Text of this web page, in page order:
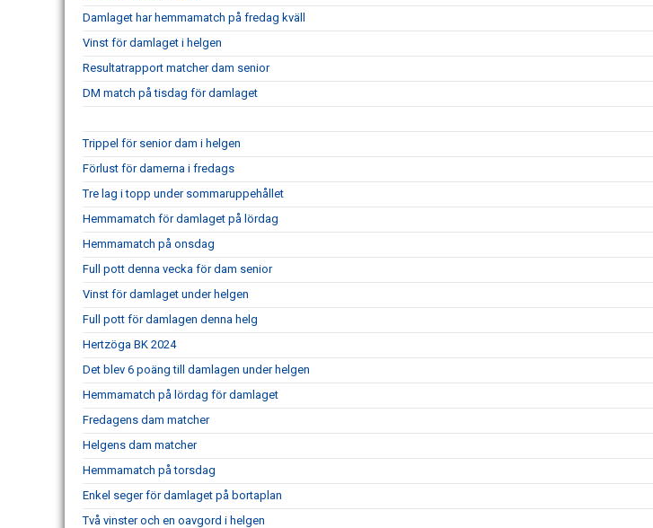
Damlaget har hemmamatch på fredag kväll
Vinst för damlaget i helgen
Resultatrapport matcher dam senior
DM match på tisdag för damlaget
Trippel för senior dam i helgen
Förlust för damerna i fredags
Tre lag i topp under sommaruppehållet
Hemmamatch för damlaget på lördag
Hemmamatch på onsdag
Full pott denna vecka för dam senior
Vinst för damlaget under helgen
Full pott för damlagen denna helg
Hertzöga BK 2024
Det blev 6 poäng till damlagen under helgen
Hemmamatch på lördag för damlaget
Fredagens dam matcher
Helgens dam matcher
Hemmamatch på torsdag
Enkel seger för damlaget på bortaplan
Två vinster och en oavgord i helgen